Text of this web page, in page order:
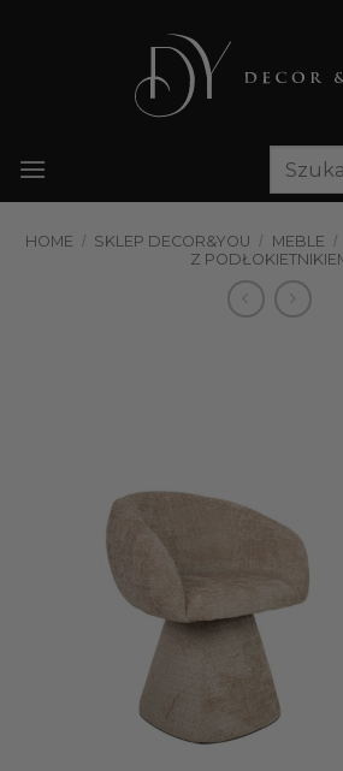
Szukaj:
HOME / SKLEP DECOR&YOU / MEBLE /
Z